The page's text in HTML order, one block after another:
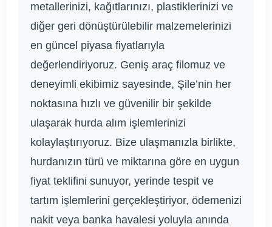
metallerinizi, kağıtlarınızı, plastiklerinizi ve
diğer geri dönüştürülebilir malzemelerinizi
en güncel piyasa fiyatlarıyla
değerlendiriyoruz. Geniş araç filomuz ve
deneyimli ekibimiz sayesinde, Şile’nin her
noktasına hızlı ve güvenilir bir şekilde
ulaşarak hurda alım işlemlerinizi
kolaylaştırıyoruz. Bize ulaşmanızla birlikte,
hurdanızın türü ve miktarına göre en uygun
fiyat teklifini sunuyor, yerinde tespit ve
tartım işlemlerini gerçekleştiriyor, ödemenizi
nakit veya banka havalesi yoluyla anında